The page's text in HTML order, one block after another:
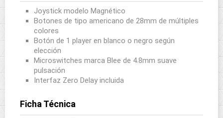
Joystick modelo Magnético
Botones de tipo americano de 28mm de múltiples
colores
Botón de 1 player en blanco o negro según
elección
Microswitches marca Blee de 4.8mm suave
pulsación
Interfaz Zero Delay incluida
Ficha Técnica